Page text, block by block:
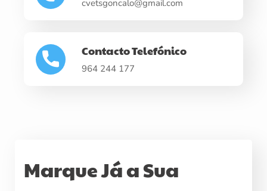
cvetsgoncalo@gmail.com
Contacto Telefónico
964 244 177
Marque Já a Sua